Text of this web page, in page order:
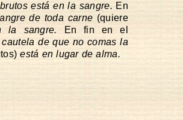
está en la sangre. En
de toda carne (quiere
la sangre.
En fin en el
de que no comas la
está en lugar de alma.